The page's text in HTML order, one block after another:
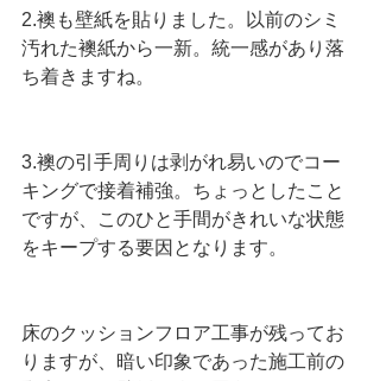
2.襖も壁紙を貼りました。以前のシミ
汚れた襖紙から一新。統一感があり落
ち着きますね。
3.襖の引手周りは剥がれ易いのでコー
キングで接着補強。ちょっとしたこと
ですが、このひと手間がきれいな状態
をキープする要因となります。
床のクッションフロア工事が残ってお
りますが、暗い印象であった施工前の